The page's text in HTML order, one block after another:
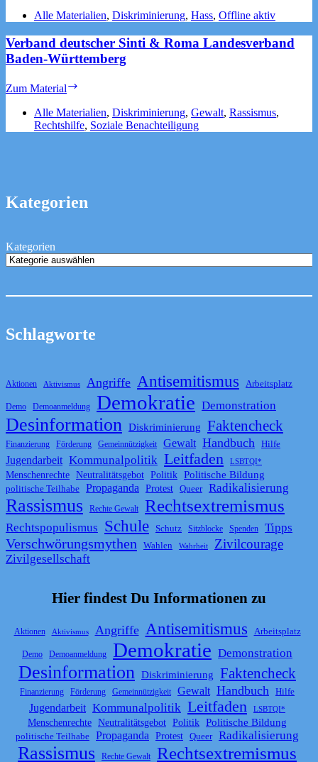
Alle Materialien, Diskriminierung, Hass, Offline aktiv
Verband deutscher Sinti & Roma Landesverband
Baden-Württemberg
Zum Material
Sinti
&
Alle Materialien, Diskriminierung, Gewalt, Rassismus,
Rechtshilfe, Soziale Benachteiligung
Kategorien
Kategorien
Schlagworte
Aktionen Aktivismus Angriffe Antisemitismus Arbeitsplatz
Demo Demoanmeldung Demokratie Demonstration
Desinformation Diskriminierung Faktencheck
Finanzierung Förderung Gemeinnützigkeit Gewalt Handbuch Hilfe
Jugendarbeit Kommunalpolitik Leitfaden LSBTQI*
Menschenrechte Neutralitätsgebot Politik Politische Bildung
politische Teilhabe Propaganda Protest Queer Radikalisierung
Rassismus Rechte Gewalt Rechtsextremismus
Rechtspopulismus Schule Schutz Sitzblocke Spenden Tipps
Verschwörungsmythen Wahlen Wahrheit Zivilcourage
Zivilgesellschaft
Hier findest Du Informationen zu
Aktionen Aktivismus Angriffe Antisemitismus Arbeitsplatz
Demo Demoanmeldung Demokratie Demonstration
Desinformation Diskriminierung Faktencheck
Finanzierung Förderung Gemeinnützigkeit Gewalt Handbuch Hilfe
Jugendarbeit Kommunalpolitik Leitfaden LSBTQI*
Menschenrechte Neutralitätsgebot Politik Politische Bildung
politische Teilhabe Propaganda Protest Queer Radikalisierung
Rassismus Rechte Gewalt Rechtsextremismus